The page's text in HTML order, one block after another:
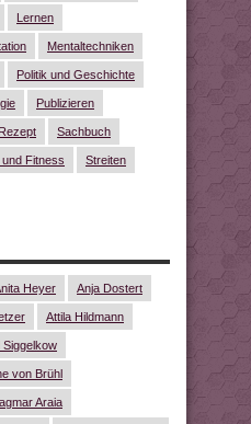
Lernen
Mentaltechniken
Politik und Geschichte
Publizieren
Rezept Sachbuch
Fitness Streiten
Heyer Anja Dostert
Attila Hildmann
Siggelkow
von Brühl
Araia